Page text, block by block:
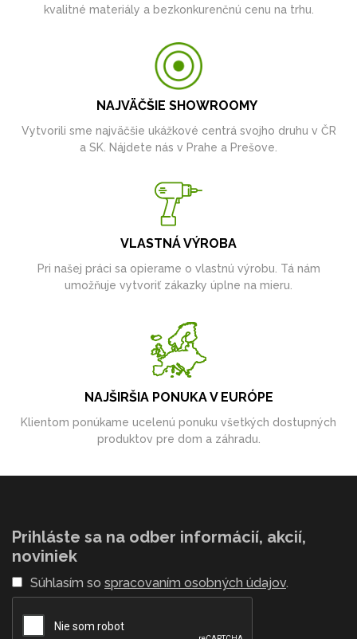
kvalitné materiály a bezkonkurenčnú cenu na trhu.
NAJVÄČŠIE SHOWROOMY
Vytvorili sme najväčšie ukážkové centrá svojho druhu v ČR
a SK. Nájdete nás v Prahe a Prešove.
VLASTNÁ VÝROBA
Pri našej práci sa opierame o vlastnú výrobu. Tá nám
umožňuje vytvoriť zákazky úplne na mieru.
NAJŠIRŠIA PONUKA V EURÓPE
Klientom ponúkame ucelenú ponuku všetkých dostupných
produktov pre dom a záhradu.
Prihláste sa na odber informácií, akcií,
noviniek
Súhlasím so spracovaním osobných údajov.